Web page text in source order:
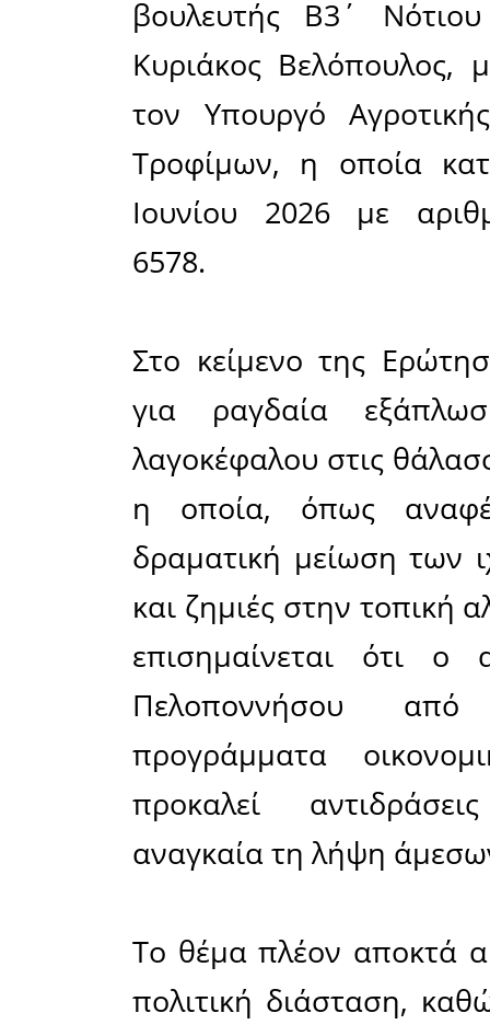
Το θέμα
ημέρες,
οποίος
για την
Κρήτη
εκτός
Σύμφωνα